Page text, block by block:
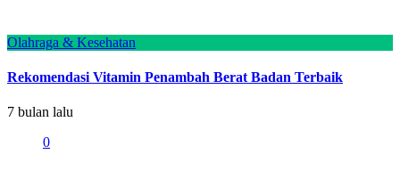
Olahraga & Kesehatan
Rekomendasi Vitamin Penambah Berat Badan Terbaik
7 bulan lalu
0